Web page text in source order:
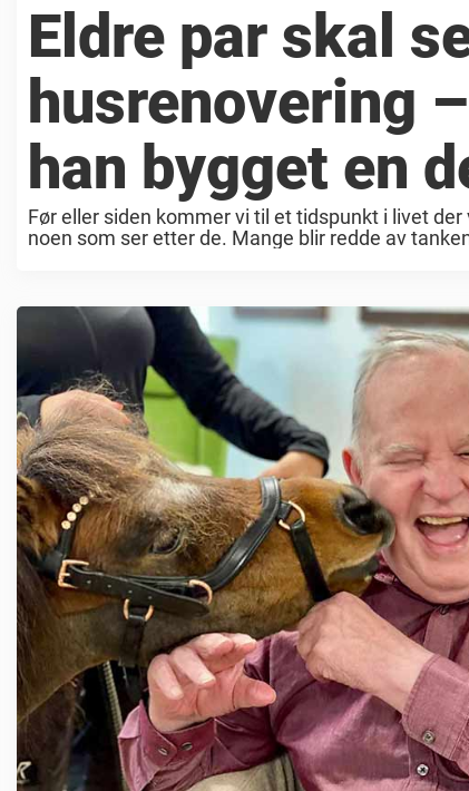
Eldre par skal
husrenovering
han bygget en
Før eller siden kommer vi til et tidspunkt i livet
noen som ser etter de. Mange blir redde av